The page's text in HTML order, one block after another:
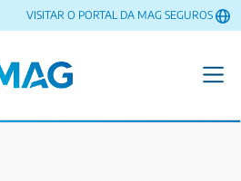
VISITAR O PORTAL DA MAG SEGUROS